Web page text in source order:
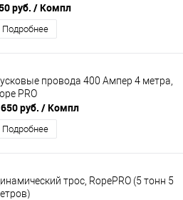
руб. / Компл
Подробнее
провода 400 Ампер 4 метра,
PRO
руб. / Компл
Подробнее
трос, RopePRO (5 тонн 5